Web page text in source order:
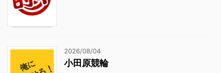
2026/08/04
小田原競輪